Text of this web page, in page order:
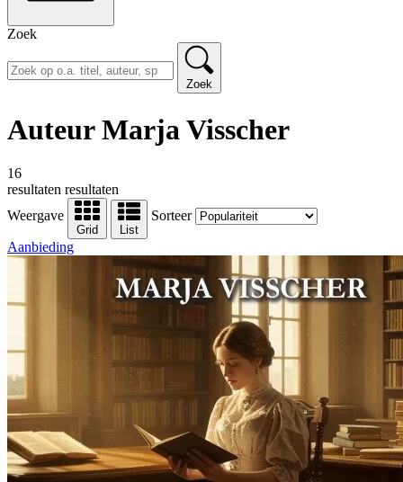
Zoek
Zoek
Auteur Marja Visscher
16
resultaten resultaten
Weergave
Grid List
Sorteer
Aanbieding